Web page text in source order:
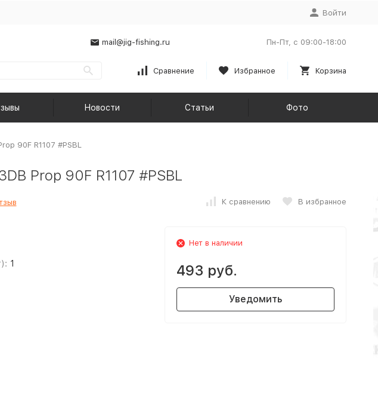
Войти
mail@jig-fishing.ru Пн-Пт, с 09:00-18:00
Сравнение Избранное Корзина
Новости Статьи Фото
90F R1107 #PSBL
Prop 90F R1107 #PSBL
К сравнению В избранное
1
Нет в наличии
493 руб.
Уведомить